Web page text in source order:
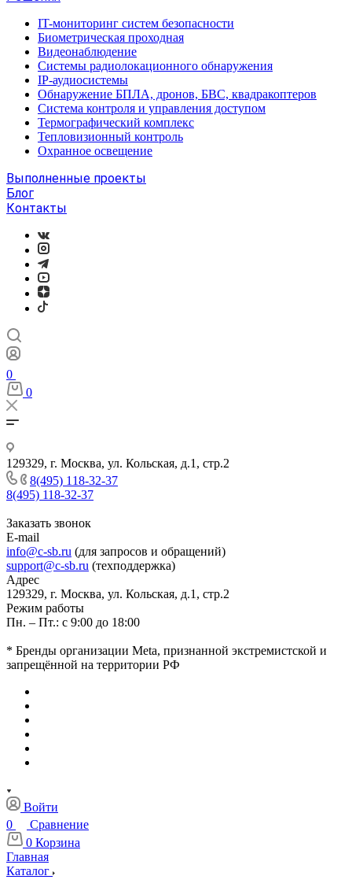
IT-мониторинг систем безопасности
Биометрическая проходная
Видеонаблюдение
Системы радиолокационного обнаружения
IP-аудиосистемы
Обнаружение БПЛА, дронов, БВС, квадракоптеров
Система контроля и управления доступом
Термографический комплекс
Тепловизионный контроль
Охранное освещение
Выполненные проекты
Блог
Контакты
0
0
129329, г. Москва, ул. Кольская, д.1, стр.2
8(495) 118-32-37
8(495) 118-32-37
Заказать звонок
E-mail
info@c-sb.ru (для запросов и обращений)
support@c-sb.ru (техподдержка)
Адрес
129329, г. Москва, ул. Кольская, д.1, стр.2
Режим работы
Пн. – Пт.: с 9:00 до 18:00
* Бренды организации Meta, признанной экстремистской и
запрещённой на территории РФ
Войти
0
Сравнение
0 Корзина
Главная
Каталог